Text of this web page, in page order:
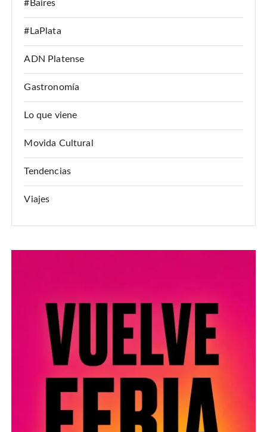
#Baires
#LaPlata
ADN Platense
Gastronomía
Lo que viene
Movida Cultural
Tendencias
Viajes